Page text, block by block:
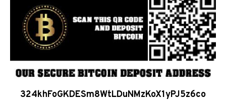
324khFoGKDESm8WtLDuNMzKoX1yPJ5z6co